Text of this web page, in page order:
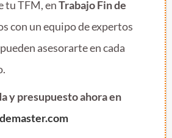
tu TFM, enTrabajo Fin de
con un equipo de expertos
asesorarte en cada
y presupuesto ahora en